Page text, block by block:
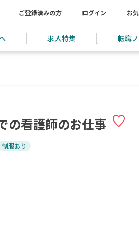
ご登録済みの方 ログイン お
求人特集 転職
の看護師のお仕事
制服あり